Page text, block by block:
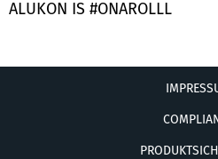
ALUKON IS #ONAROLLL